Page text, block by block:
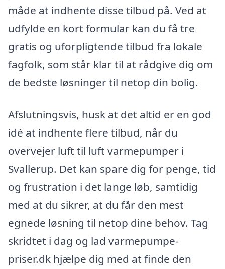
måde at indhente disse tilbud på. Ved at
udfylde en kort formular kan du få tre
gratis og uforpligtende tilbud fra lokale
fagfolk, som står klar til at rådgive dig om
de bedste løsninger til netop din bolig.
Afslutningsvis, husk at det altid er en god
idé at indhente flere tilbud, når du
overvejer luft til luft varmepumper i
Svallerup. Det kan spare dig for penge, tid
og frustration i det lange løb, samtidig
med at du sikrer, at du får den mest
egnede løsning til netop dine behov. Tag
skridtet i dag og lad varmepumpe-
priser.dk hjælpe dig med at finde den